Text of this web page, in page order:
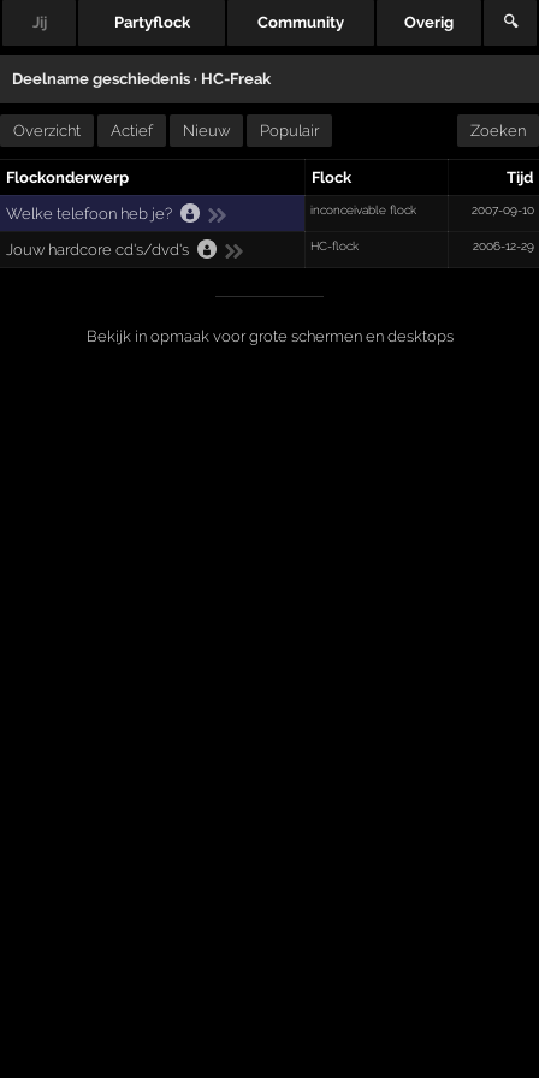
Jij Partyflock Community Overig 🔍
Deelname geschiedenis · HC-Freak
Overzicht Actief Nieuw Populair Zoeken
Flockonderwerp Flock
Tijd
Welke telefoon heb je?
inconceivable flock 2007-09-10
Jouw hardcore cd's/dvd's HC-flock 2006-12-29
Bekijk in opmaak voor grote schermen en desktops